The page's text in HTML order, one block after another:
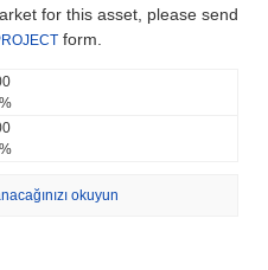
for this asset, please send
form.
okuyun